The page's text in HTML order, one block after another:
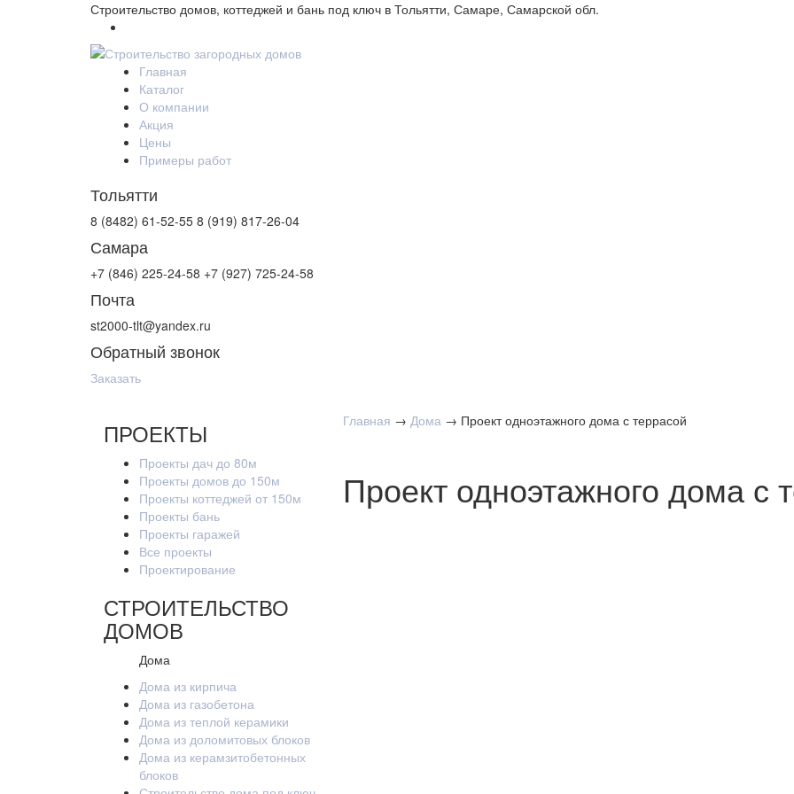
Строительство домов, коттеджей и бань под ключ в Тольятти, Самаре, Самарской обл.
Главная
Каталог
О компании
Акция
Цены
Примеры работ
Тольятти
8 (8482) 61-52-55 8 (919) 817-26-04
Самара
+7 (846) 225-24-58 +7 (927) 725-24-58
Почта
st2000-tlt@yandex.ru
Обратный звонок
Заказать
ПРОЕКТЫ
Проекты дач до 80м
Проекты домов до 150м
Проекты коттеджей от 150м
Проекты бань
Проекты гаражей
Все проекты
Проектирование
СТРОИТЕЛЬСТВО
ДОМОВ
Дома
Дома из кирпича
Дома из газобетона
Дома из теплой керамики
Дома из доломитовых блоков
Дома из керамзитобетонных
блоков
Главная → Дома → Проект одноэтажного дома с террасой
Проект одноэтажного дома с